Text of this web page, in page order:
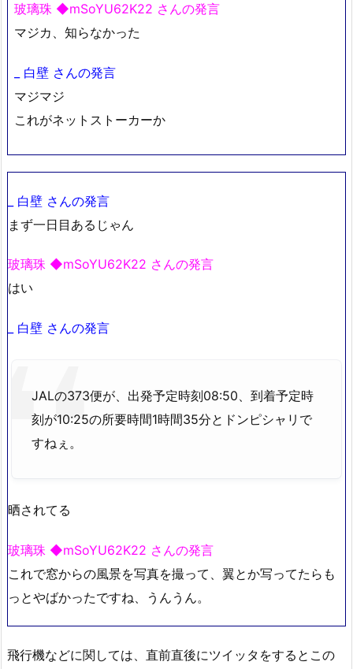
玻璃珠 ◆mSoYU62K22 さんの発言
マジカ、知らなかった
_ 白壁 さんの発言
マジマジ
これがネットストーカーか
_ 白壁 さんの発言
まず一日目あるじゃん
玻璃珠 ◆mSoYU62K22 さんの発言
はい
_ 白壁 さんの発言
JALの373便が、出発予定時刻08:50、到着予定時
刻が10:25の所要時間1時間35分とドンピシャリで
すねぇ。
晒されてる
玻璃珠 ◆mSoYU62K22 さんの発言
これで窓からの風景を写真を撮って、翼とか写ってたらも
っとやばかったですね、うんうん。
飛行機などに関しては、直前直後にツイッタをするとこの